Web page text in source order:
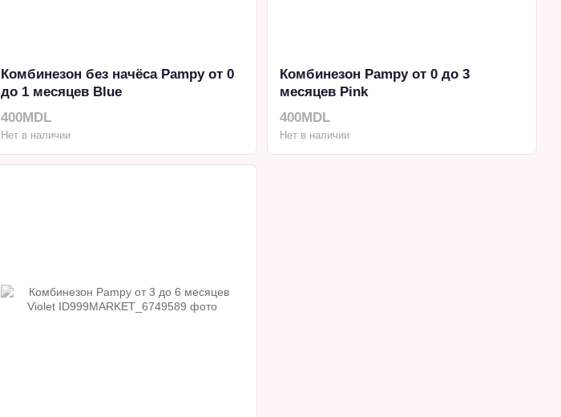
Комбинезон без начёса Pampy от 0
до 1 месяцев Blue
400MDL
Нет в наличии
Комбинезон Pampy от 0 до 3
месяцев Pink
400MDL
Нет в наличии